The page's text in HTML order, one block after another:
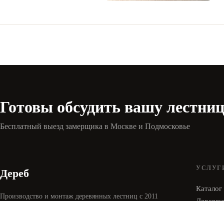
Готовы обсудить вашу
Бесплатный выезд замерщика в Москве и Подмосковье
Дереб
Производство и монтаж деревянных лестниц с 2011
Каталог